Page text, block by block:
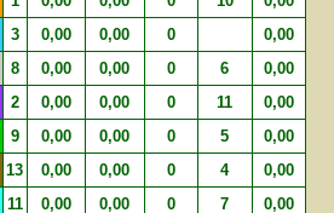
3 0,00 0,00 0 0,00
8 0,00 0,00 0 6 0,00
2 0,00 0,00 0 11 0,00
9 0,00 0,00 0 5 0,00
13 0,00 0,00 0 4 0,00
11 0,00 0,00 0 7 0,00